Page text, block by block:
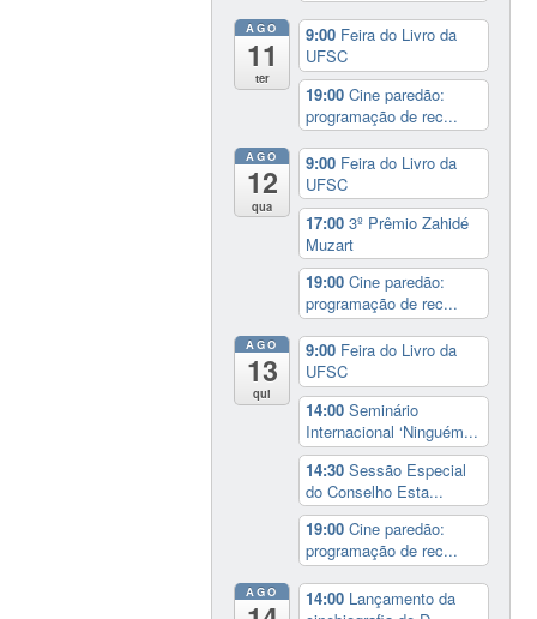
AGO
11
ter
9:00 Feira do Livro da
UFSC
19:00Cine paredão:
programação de rec...
AGO
12
qua
9:00 Feira do Livro da
UFSC
17:003º Prêmio Zahidé
Muzart
19:00Cine paredão:
programação de rec...
AGO
13
qui
9:00 Feira do Livro da
UFSC
14:00Seminário
Internacional ‘Ninguém...
14:30Sessão Especial
do Conselho Esta...
19:00Cine paredão:
programação de rec...
AGO 14:00 Lançamento da